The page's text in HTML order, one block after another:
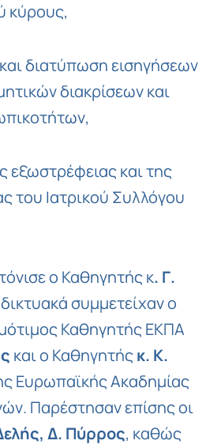
κύρους,
διατύπωση εισηγήσεων
διακρίσεων και
εξωστρέφειας και της
του Ιατρικού Συλλόγου
ο Καθηγητής κ. Γ.
συμμετείχαν ο
Καθηγητής ΕΚΠΑ
και ο Καθηγητήςκ. Κ.
Ευρωπαϊκής Ακαδημίας
Παρέστησαν επίσης οι
Δ. Πύρρος, καθώς